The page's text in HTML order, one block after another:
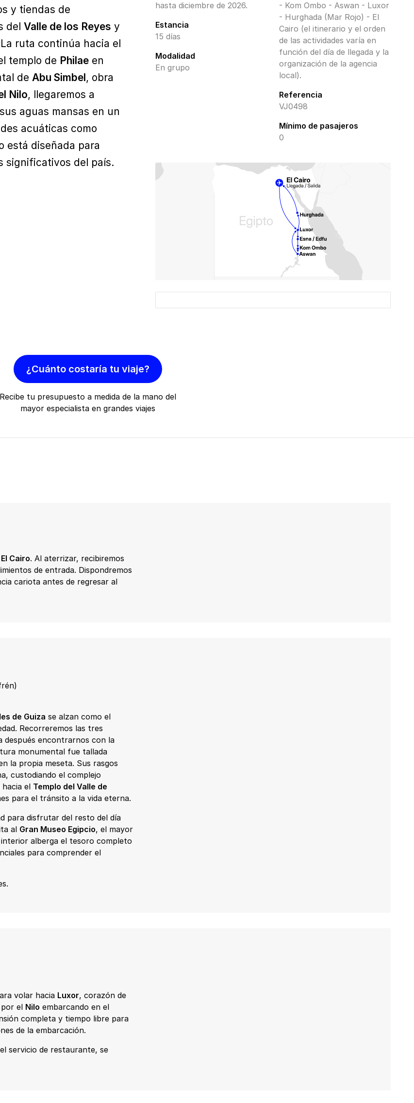
y tiendas de
del Valle de los Reyes y
ruta continúa hacia el
templo de Philae en
de Abu Simbel, obra
Nilo, llegaremos a
aguas mansas en un
acuáticas como
está diseñada para
significativos del país.
hasta diciembre de 2026.
Estancia
15 días
Modalidad
En grupo
- Kom Ombo - Aswan - Luxor
- Hurghada (Mar Rojo) - El
Cairo (el itinerario y el orden
de las actividades varía en
función del día de llegada y la
organización de la agencia
local).
Referencia
VJ0498
Mínimo de pasajeros
0
¿Cuánto costaría tu viaje?
Recibe tu presupuesto a medida de la mano del
mayor especialista en grandes viajes
El Cairo. Al aterrizar, recibiremos
de entrada. Dispondremos
cariota antes de regresar al
de Guiza se alzan como el
Recorreremos las tres
después encontrarnos con la
monumental fue tallada
la propia meseta. Sus rasgos
custodiando el complejo
el Templo del Valle de
para el tránsito a la vida eterna.
para disfrutar del resto del día
al Gran Museo Egipcio, el mayor
interior alberga el tesoro completo
para comprender el
volar hacia Luxor, corazón de
el Nilo embarcando en el
completa y tiempo libre para
de la embarcación.
servicio de restaurante, se